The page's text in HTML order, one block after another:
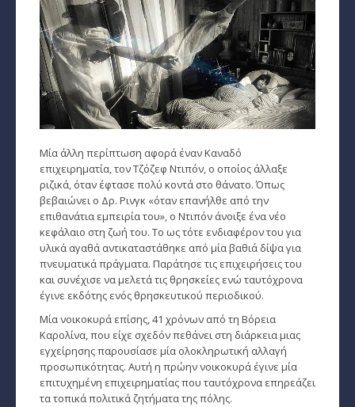
Μαθήματα Αστρολογίας
Ταρώ, Μεταφυσική, κ.α.
Μία άλλη περίπτωση αφορά έναν Καναδό
επιχειρηματία, τον Τζόζεφ Ντιπόν, ο οποίος άλλαξε
ριζικά, όταν έφτασε πολύ κοντά στο θάνατο. Όπως
βεβαιώνει ο Δρ. Ρινγκ «όταν επανήλθε από την
επιθανάτια εμπειρία του», ο Ντιπόν άνοιξε ένα νέο
κεφάλαιο στη ζωή του. Το ως τότε ενδιαφέρον του για
υλικά αγαθά αντικαταστάθηκε από μία βαθιά δίψα για
πνευματικά πράγματα. Παράτησε τις επιχειρήσεις του
και συνέχισε να μελετά τις θρησκείες ενώ ταυτόχρονα
έγινε εκδότης ενός θρησκευτικού περιοδικού.
Μία νοικοκυρά επίσης, 41 χρόνων από τη Βόρεια
Καρολίνα, που είχε σχεδόν πεθάνει στη διάρκεια μιας
εγχείρησης παρουσίασε μία ολοκληρωτική αλλαγή
προσωπικότητας. Αυτή η πρώην νοικοκυρά έγινε μία
επιτυχημένη επιχειρηματίας που ταυτόχρονα επηρεάζει
τα τοπικά πολιτικά ζητήματα της πόλης.